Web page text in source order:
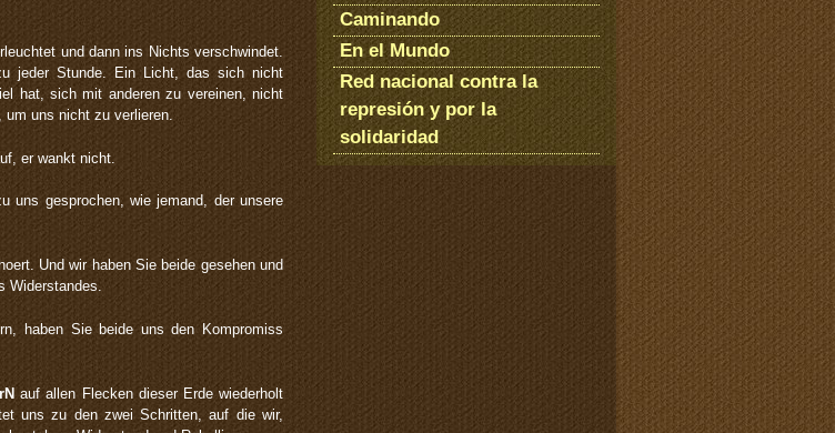
und dann ins Nichts verschwindet.
jeder Stunde. Ein Licht, das sich nicht
hat, sich mit anderen zu vereinen, nicht
uns nicht zu verlieren.
er wankt nicht.
uns gesprochen, wie jemand, der unsere
Und wir haben Sie beide gesehen und
Widerstandes.
haben Sie beide uns den Kompromiss
auf allen Flecken dieser Erde wiederholt
uns zu den zwei Schritten, auf die wir,
Caminando
En el Mundo
Red nacional contra la
represión y por la
solidaridad